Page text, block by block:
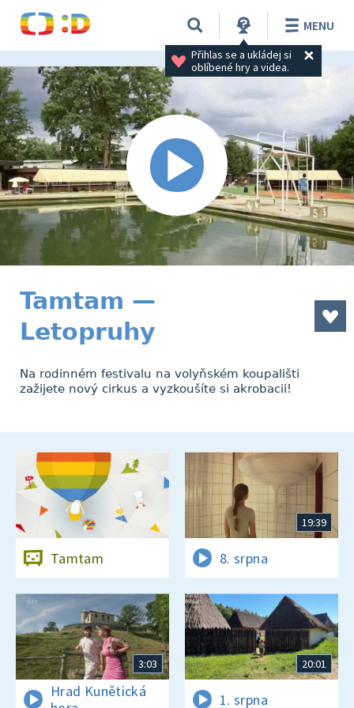
Přihlas se a ukládej si
oblíbené hry a videa.
MENU
Tamtam —
Letopruhy
Na rodinném festivalu na volyňském koupališti
zažijete nový cirkus a vyzkoušíte si akrobacii!
Tamtam
19:39
8. srpna
3:03
Hrad Kunětická
20:01
1. srpna